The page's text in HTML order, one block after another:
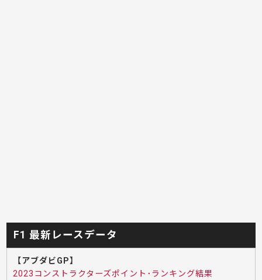
F1 最新レースデータ
【アブダビGP】
2023コンストラクターズポイント･ランキング結果